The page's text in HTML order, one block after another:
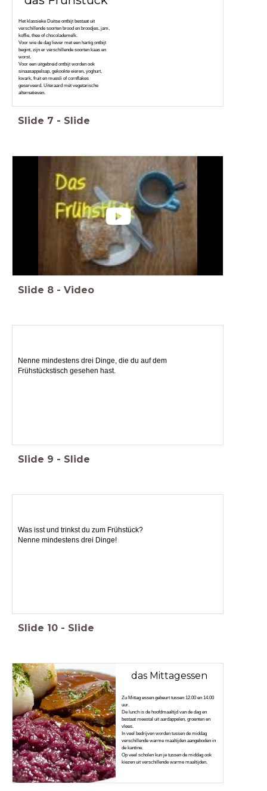
Het klassieke Duitse ontbijt bestaat uit
verschillende soorten brood en broodjes, jam,
koffie, thee of chocolademelk.
Voor wie de dag liever met een hartig ontbijt
begint, zijn er verschillende soorten kaas en
worst.
Voor een uitgebreid ontbijt worden ook
sinaasappelsap, gekookte eieren, yoghurt,
kwark, fruit en muesli of cornflakes
geserveerd. Uiteraard mét vegetarische
alternatieven.
Slide 7 - Slide
Slide 8 - Video
Nenne mindestens drei Dinge, die du auf dem
Frühstückstisch gesehen hast.
Slide 9 - Slide
Was isst und trinkst du zum Frühstück?
Nenne mindestens drei Dinge!
Slide 10 - Slide
das Mittagessen
Zu Mittag essen gebeurt tussen 12.00 en 14.00
uur.
De lunch is de hoofdmaaltijd van de dag en
bestaat meestal uit aardappelen, groenten en
vlees.
In veel bedrijven worden tussen de middag
verschillende warme maaltijden aangeboden in
de kantine.
Op veel scholen kun je tussen de middag ook
kiezen uit verschillende warme maaltijden.